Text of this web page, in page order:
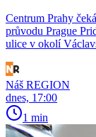
Centrum Prahy
průvodu Prague
ulice v okolí
Náš REGION
dnes, 17:00
1 min